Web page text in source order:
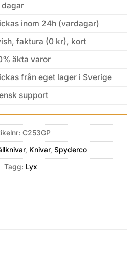
dagar
inom 24h (vardagar)
faktura (0 kr), kort
äkta varor
från eget lager i Sverige
support
C253GP
, Knivar, Spyderco
Tagg: Lyx